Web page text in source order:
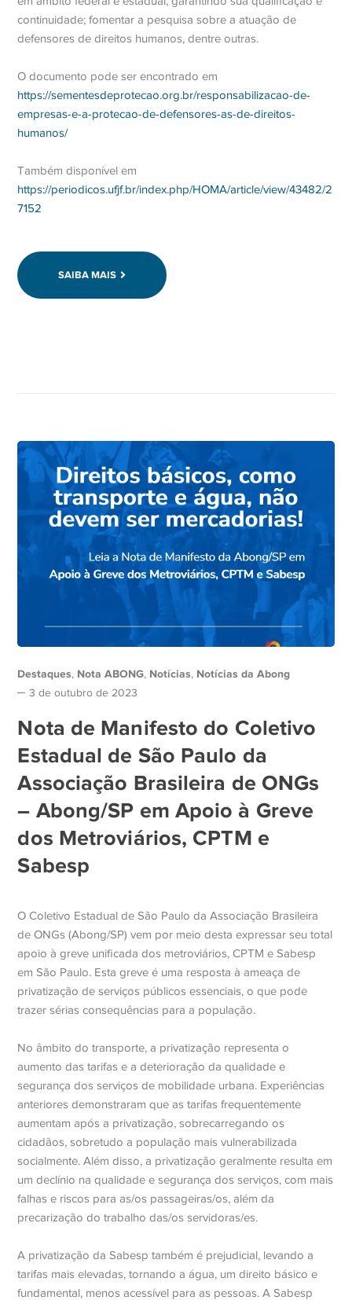
continuidade; fomentar a pesquisa sobre a atuação de
defensores de direitos humanos, dentre outras.
O documento pode ser encontrado em
https://sementesdeprotecao.org.br/responsabilizacao-de-
empresas-e-a-protecao-de-defensores-as-de-direitos-
humanos/
Também disponível em
https://periodicos.ufjf.br/index.php/HOMA/article/view/43482/2
7152
SAIBA MAIS
Destaques, Nota ABONG, Notícias, Notícias da Abong
3 de outubro de 2023
Nota de Manifesto do Coletivo
Estadual de São Paulo da
Associação Brasileira de ONGs
– Abong/SP em Apoio à Greve
dos Metroviários, CPTM e
Sabesp
O Coletivo Estadual de São Paulo da Associação Brasileira
de ONGs (Abong/SP) vem por meio desta expressar seu total
apoio à greve unificada dos metroviários, CPTM e Sabesp
em São Paulo. Esta greve é uma resposta à ameaça de
privatização de serviços públicos essenciais, o que pode
trazer sérias consequências para a população.
No âmbito do transporte, a privatização representa o
aumento das tarifas e a deterioração da qualidade e
segurança dos serviços de mobilidade urbana. Experiências
anteriores demonstraram que as tarifas frequentemente
aumentam após a privatização, sobrecarregando os
cidadãos, sobretudo a população mais vulnerabilizada
socialmente. Além disso, a privatização geralmente resulta em
um declínio na qualidade e segurança dos serviços, com mais
falhas e riscos para as/os passageiras/os, além da
precarização do trabalho das/os servidoras/es.
A privatização da Sabesp também é prejudicial, levando a
tarifas mais elevadas, tornando a água, um direito básico e
fundamental, menos acessível para as pessoas. A Sabesp